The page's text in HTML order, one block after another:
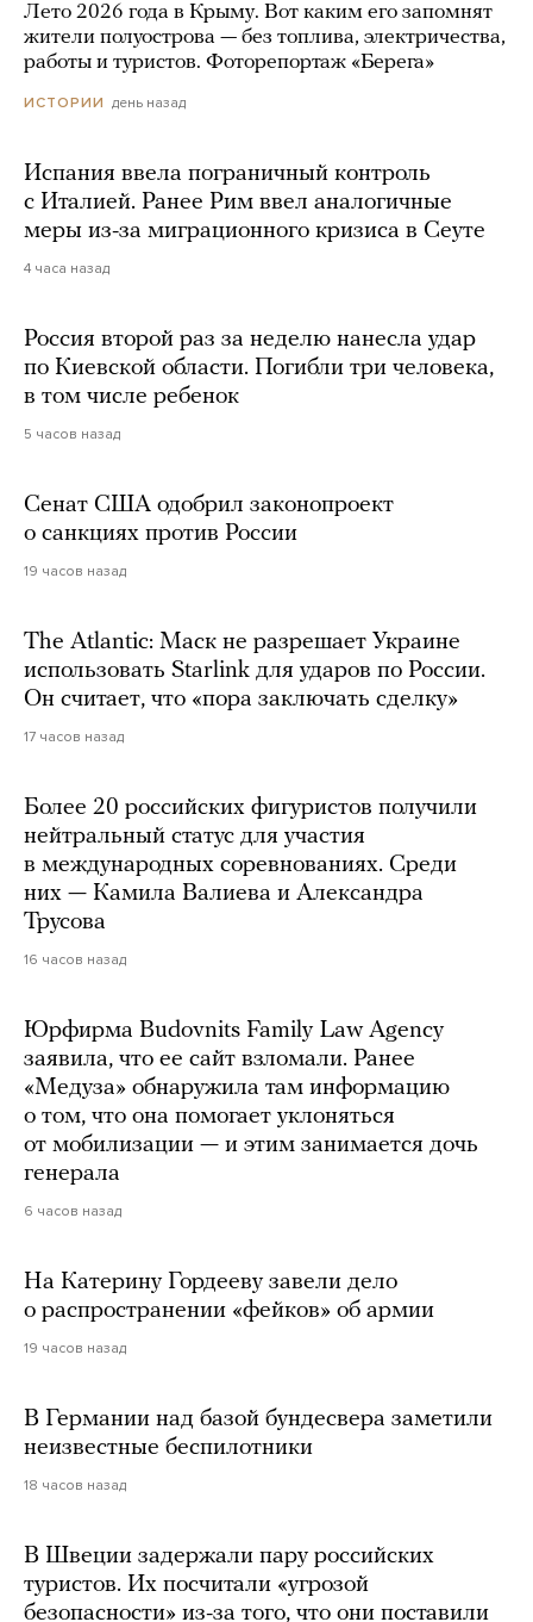
Лето 2026 года в Крыму. Вот каким его запомнят
жители полуострова — без топлива, электричества,
работы и туристов. Фоторепортаж «Берега»
ИСТОРИИ день назад
Испания ввела пограничный контроль
с Италией. Ранее Рим ввел аналогичные
меры из-за миграционного кризиса в Сеуте
4 часа назад
Россия второй раз за неделю нанесла удар
по Киевской области. Погибли три человека,
в том числе ребенок
5 часов назад
Сенат США одобрил законопроект
о санкциях против России
19 часов назад
The Atlantic: Маск не разрешает Украине
использовать Starlink для ударов по России.
Он считает, что «пора заключать сделку»
17 часов назад
Более 20 российских фигуристов получили
нейтральный статус для участия
в международных соревнованиях. Среди
них — Камила Валиева и Александра
Трусова
16 часов назад
Юрфирма Budovnits Family Law Agency
заявила, что ее сайт взломали. Ранее
«Медуза» обнаружила там информацию
о том, что она помогает уклоняться
от мобилизации — и этим занимается дочь
генерала
6 часов назад
На Катерину Гордееву завели дело
о распространении «фейков» об армии
19 часов назад
В Германии над базой бундесвера заметили
неизвестные беспилотники
18 часов назад
В Швеции задержали пару российских
туристов. Их посчитали «угрозой
безопасности» из-за того, что они поставили